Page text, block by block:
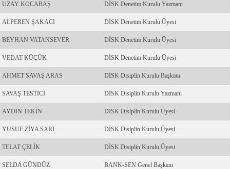
UZAY KOCABAŞ DİSK Denetim Kurulu Yazmanı
ALPEREN ŞAKACI DİSK Denetim Kurulu Üyesi
BEYHAN VATANSEVER DİSK Denetim Kurulu Üyesi
VEDAT KÜÇÜK DİSK Denetim Kurulu Üyesi
AHMET SAVAŞ ARAS DİSK Disiplin Kurulu Başkanı
SAVAŞ TESTİCİ DİSK Disiplin Kurulu Yazmanı
AYDIN TEKİN DİSK Disiplin Kurulu Üyesi
YUSUF ZİYA SARI DİSK Disiplin Kurulu Üyesi
TELAT ÇELİK DİSK Disiplin Kurulu Üyesi
SELDA GÜNDÜZ BANK-SEN Genel Başkanı